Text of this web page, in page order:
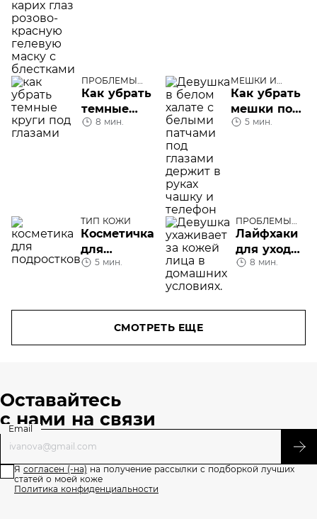
ПРОБЛЕМЫ
КОЖИ ЛИЦА
Как убрать
темные
круги под
8 мин.
МЕШКИ И
СИНЯКИ ПОД
ГЛАЗАМИ
Как убрать
мешки под
глазами:
5 мин.
ТИП КОЖИ
Косметичка
для
подростка
5 мин.
ПРОБЛЕМЫ
КОЖИ ЛИЦА
Лайфхаки
для ухода
за лицом
8 мин.
СМОТРЕТЬ ЕЩЕ
Оставайтесь
с нами на связи
Email
Я согласен (-на) на получение рассылки с подборкой лучших
статей о моей коже
Политика конфиденциальности